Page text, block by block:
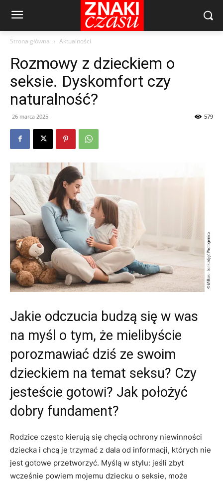
Strona główna Aktualności
Rozmowy z dzieckiem o
seksie. Dyskomfort czy
naturalność?
26 marca 2025 579
Jakie odczucia budzą się w was
na myśl o tym, że mielibyście
porozmawiać dziś ze swoim
dzieckiem na temat seksu? Czy
jesteście gotowi? Jak położyć
dobry fundament?
Rodzice często kierują się chęcią ochrony niewinności
dziecka i chcą je trzymać z dala od informacji, których nie
jest gotowe przetworzyć. Myślą w stylu: jeśli zbyt
wcześnie powiem mojemu dziecku o seksie, może